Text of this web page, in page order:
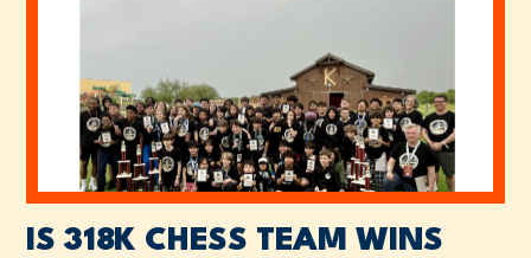
IS 318K CHESS TEAM WINS